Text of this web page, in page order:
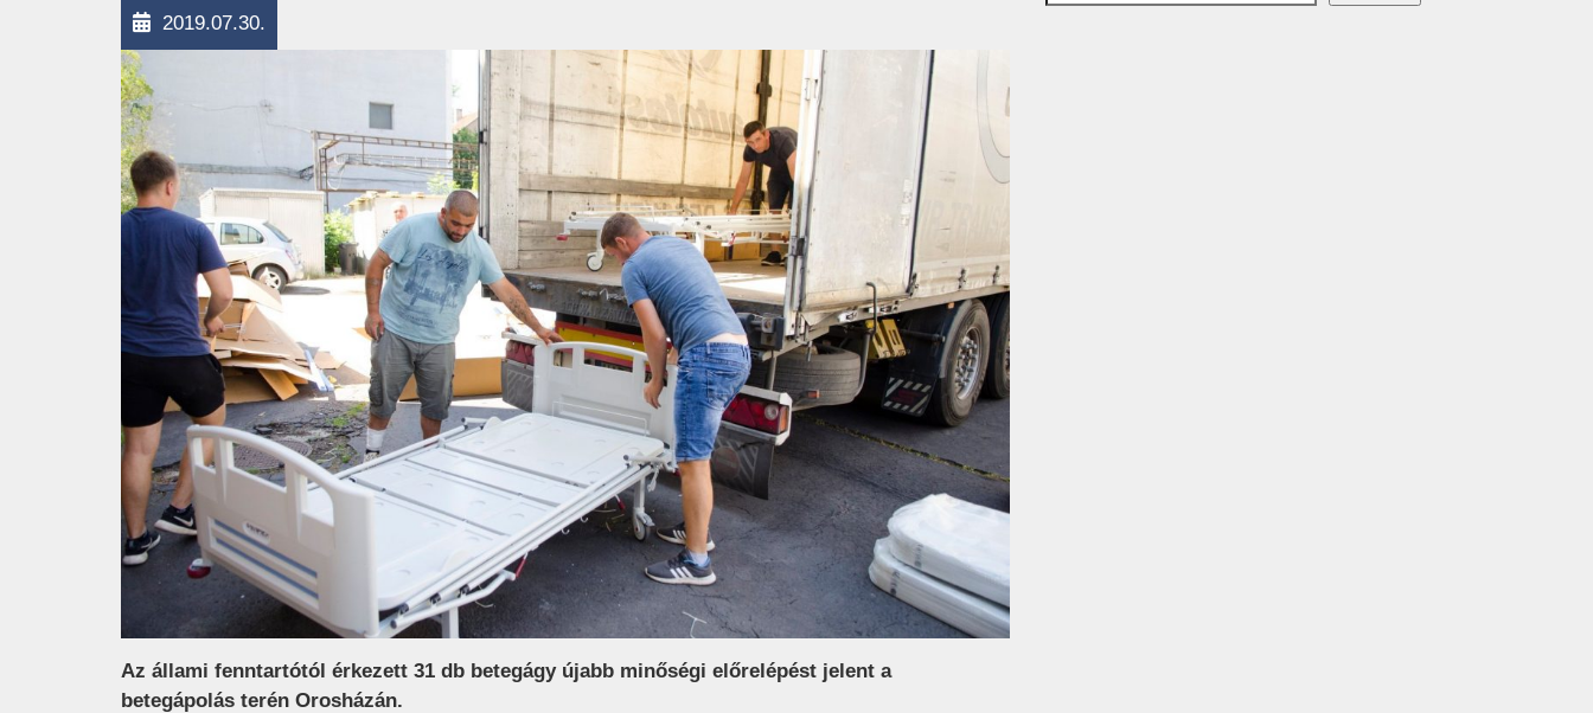
2019.07.30.
Az állami fenntartótól érkezett 31 db betegágy újabb minőségi előrelépést jelent a
betegápolás terén Orosházán.